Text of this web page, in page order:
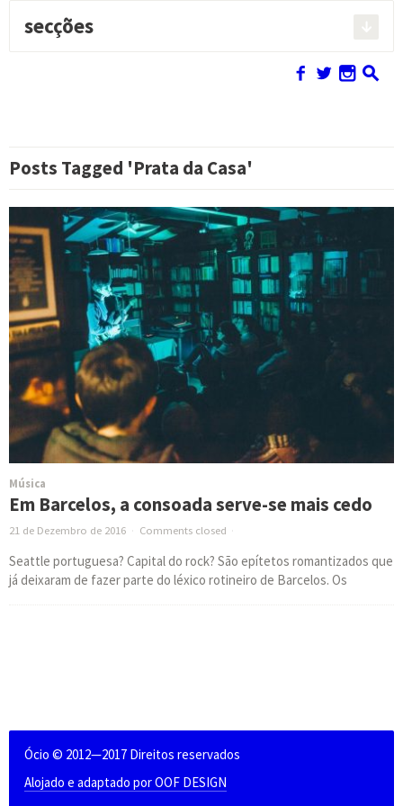
secções
f w n s
Posts Tagged 'Prata da Casa'
Música
Em Barcelos, a consoada serve-se mais cedo
21 de Dezembro de 2016 · Comments closed ·
Seattle portuguesa? Capital do rock? São epítetos romantizados que
já deixaram de fazer parte do léxico rotineiro de Barcelos. Os
Ócio © 2012—2017 Direitos reservados
Alojado e adaptado por OOF DESIGN